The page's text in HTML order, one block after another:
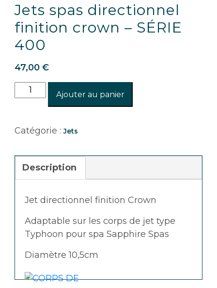
Jets spas directionnel
finition crown – SÉRIE
400
47,00 €
quantité
de
spas
finition
crown
-
400
Ajouter au panier
Catégorie :Jets
Description
Jet directionnel finition Crown
Adaptable sur les corps de jet type
Typhoon pour spa Sapphire Spas
Diamètre 10,5cm